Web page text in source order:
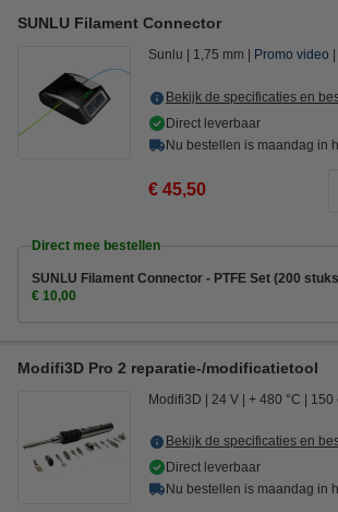
SUNLU Filament Connector
Sunlu 1,75 mm Promo video
Bekijk de specificaties en
Direct leverbaar
Nu bestellen is maandag in
€ 45,50
Direct mee bestellen
SUNLU Filament Connector - PTFE Set (200
€ 10,00
Modifi3D Pro 2 reparatie-/modificatietool
Modifi3D 24 V + 480 °C 150
Bekijk de specificaties en
Direct leverbaar
Nu bestellen is maandag in